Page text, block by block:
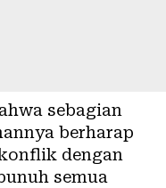
sebagian
berharap
dengan
semua